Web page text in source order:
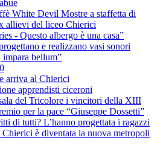
White Devil Mostre a staffetta di
allievi del liceo Chierici
- Questo albergo è una casa”
e realizzano vasi sonori
impara bellum”
arriva al Chierici
apprendisti ciceroni
del Tricolore i vincitori della XIII
per la pace “Giuseppe Dossetti”
di tutti? L’hanno progettata i ragazzi
è diventata la nuova metropoli